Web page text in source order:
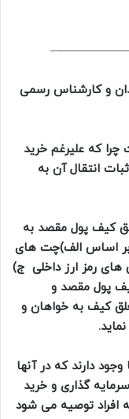
و کارشناس رسمی
چرا که علیرغم خرید
انتقال آن به
کیف پول مقصد به
اساس الف)چت های
های رمز ارز داخلی ج)
پول مقصد و
کیف به خواهان و
دارند که در آنها
گذاری و خرید
افراد توصیه می شود